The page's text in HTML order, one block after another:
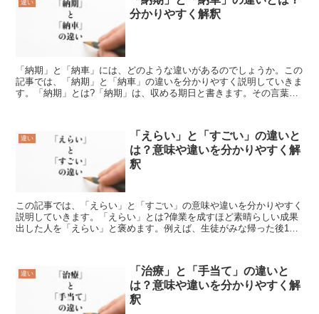
違い
分かりやすく解釈
「納期」と「納車」には、どのような違いがあるのでしょうか。この
記事では、「納期」と「納車」の違いを分かりやすく説明していきま
す。「納期」とは?「納期」は、収める期日と書きます。その言葉の
違い
「えらい」と「すごい」の違いと
は？意味や違いを分かりやすく解
釈
この記事では、「えらい」と「すごい」の意味や違いを分かりやすく
説明していきます。「えらい」とは?偉業を成すほど素晴らしい成果
出した人を「えらい」と褒めます。例えば、生徒がみな帰った後1人
違い
「治療」と「手当て」の違いと
は？意味や違いを分かりやすく解
釈